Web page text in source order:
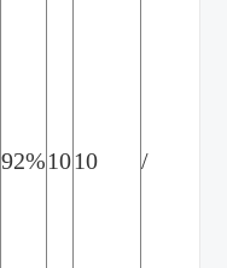
92%1010 /